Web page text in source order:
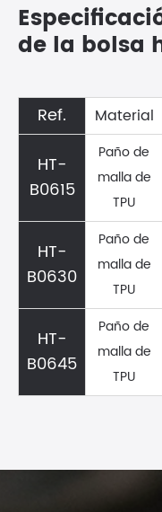
de la bolsa
Ref. Material
HT-
B0615
Paño de
malla de
TPU
HT-
B0630
Paño de
malla de
TPU
HT-
B0645
Paño de
malla de
TPU